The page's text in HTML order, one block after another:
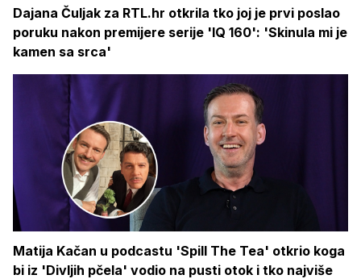
Dajana Čuljak za RTL.hr otkrila tko joj je prvi poslao
poruku nakon premijere serije 'IQ 160': 'Skinula mi je
kamen sa srca'
Matija Kačan u podcastu 'Spill The Tea' otkrio koga
bi iz 'Divljih pčela' vodio na pusti otok i tko najviše